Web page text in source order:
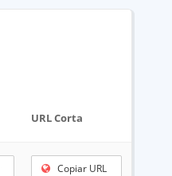
URL Corta
Copiar URL